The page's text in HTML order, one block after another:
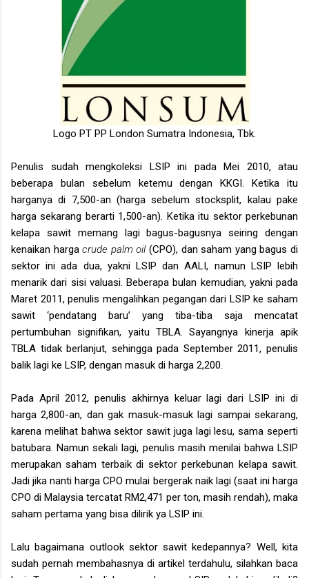
Logo PT PP London Sumatra Indonesia, Tbk.
Penulis sudah mengkoleksi LSIP ini pada Mei 2010, atau
beberapa bulan sebelum ketemu dengan KKGI. Ketika itu
harganya di 7,500-an (harga sebelum stocksplit, kalau pake
harga sekarang berarti 1,500-an). Ketika itu sektor perkebunan
kelapa sawit memang lagi bagus-bagusnya seiring dengan
kenaikan hargacrude palm oil(CPO), dan saham yang bagus di
sektor ini ada dua, yakni LSIP dan AALI, namun LSIP lebih
menarik dari sisi valuasi. Beberapa bulan kemudian, yakni pada
Maret 2011, penulis mengalihkan pegangan dari LSIP ke saham
sawit ‘pendatang baru’ yang tiba-tiba saja mencatat
pertumbuhan signifikan, yaitu TBLA. Sayangnya kinerja apik
TBLA tidak berlanjut, sehingga pada September 2011, penulis
balik lagi ke LSIP, dengan masuk di harga 2,200.
Pada April 2012, penulis akhirnya keluar lagi dari LSIP ini di
harga 2,800-an, dan gak masuk-masuk lagi sampai sekarang,
karena melihat bahwa sektor sawit juga lagi lesu, sama seperti
batubara. Namun sekali lagi, penulis masih menilai bahwa LSIP
merupakan saham terbaik di sektor perkebunan kelapa sawit.
Jadi jika nanti harga CPO mulai bergerak naik lagi (saat ini harga
CPO di Malaysia tercatat RM2,471 per ton, masih rendah), maka
saham pertama yang bisa dilirik ya LSIP ini.
Lalu bagaimana outlook sektor sawit kedepannya? Well, kita
sudah pernah membahasnya di artikel terdahulu, silahkan baca